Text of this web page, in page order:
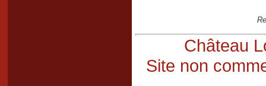
Château
Site non